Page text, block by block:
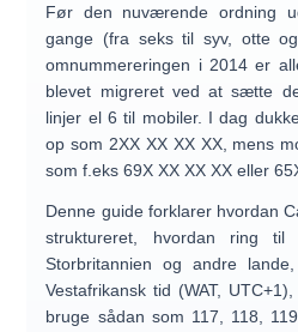
Før den nuværende ordning
gange (fra seks til syv, otte
omnummereringen i 2014 er
blevet migreret ved at sætte
linjer el6 til mobiler. I dag
op som 2XX XX XX XX, mens
som f.eks69X XX XX XX eller
Denne guide forklarer hvordan
struktureret, hvordan ring til
Storbritannien og andre
Vestafrikansk tid (WAT, UTC+1)
bruge sådan som 117, 118,